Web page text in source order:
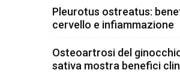
Pleurotus ostreatus:
cervello e infiammazione
Osteoartrosi del
sativa mostra benefici